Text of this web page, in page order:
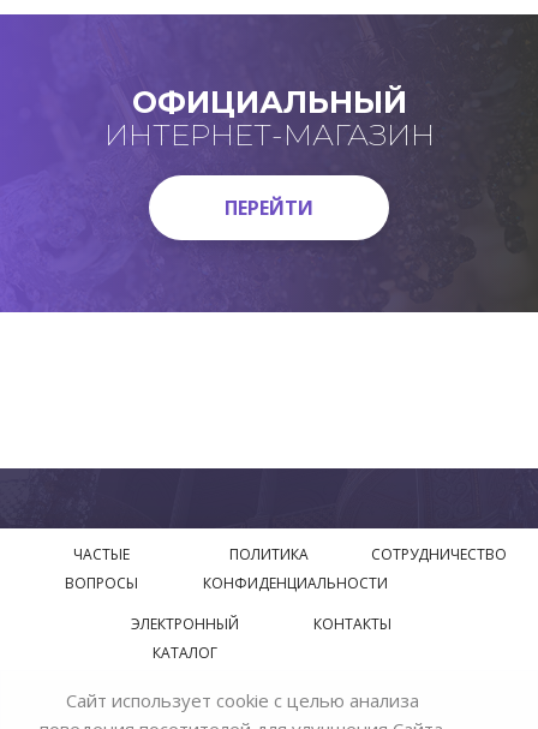
ОФИЦИАЛЬНЫЙ
ИНТЕРНЕТ-МАГАЗИН
ПЕРЕЙТИ
ПЕРЕЙТИ
ЧАСТЫЕ
ВОПРОСЫ
ПОЛИТИКА
КОНФИДЕНЦИАЛЬНОСТИ
СОТРУДНИЧЕСТВО
ЭЛЕКТРОННЫЙ
КАТАЛОГ
КОНТАКТЫ
© 2018—2026 Официальный сайт завода производителя
Сайт использует cookie с целью анализа